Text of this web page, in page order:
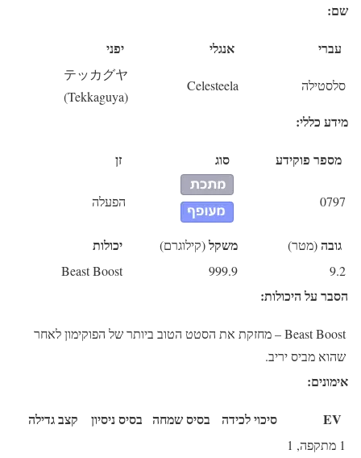
שם:
עברי אנגלי יפני
סלסטילה Celesteela
テッカグヤ
(Tekkaguya)
מידע כללי:
מספר פוקידע סוג זן
0797 הפעלה
גובה(מטר) משקל(קילוגרם) יכולות
9.2
999.9
Beast Boost
הסבר על היכולות:
Beast Boost– מחזקת את הסטט הטוב ביותר של הפוקימון לאחר
שהוא מביס יריב.
אימונים:
EV סיכוי לכידה בסיס שמחה בסיס ניסיון קצב גדילה
1 מתקפה, 1